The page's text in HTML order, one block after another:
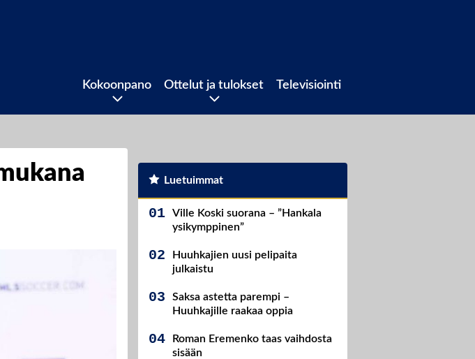
Kokoonpano Ottelut ja tulokset Televisiointi
Luetuimmat
Ville Koski suorana – ”Hankala
ysikymppinen”
Huuhkajien uusi pelipaita
julkaistu
Saksa astetta parempi –
Huuhkajille raakaa oppia
Roman Eremenko taas vaihdosta
sisään